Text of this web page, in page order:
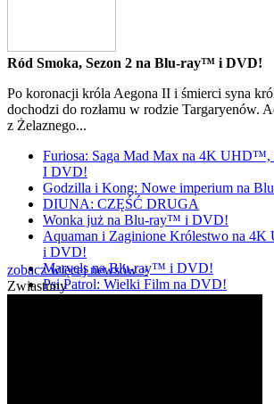
Ród Smoka, Sezon 2 na Blu-ray™ i DVD!
Po koronacji króla Aegona II i śmierci syna
dochodzi do rozłamu w rodzie Targaryenów.
z Żelaznego...
Furiosa: Saga Mad Max na 4K
I DVD!
Godzilla i Kong: Nowe imperium na
DIUNA: CZĘŚĆ DRUGA
Wonka już na Blu-ray™ i DVD!
Aquaman i Zaginione Królestwo na
i DVD!
Marvels na Blu-ray™ i DVD!
Psi Patrol: Wielki Film na DVD!
zobacz więcej newsów »
Zwiastuny